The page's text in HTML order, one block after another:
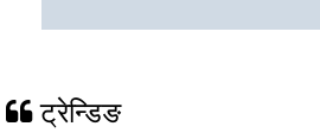
ट्रेन्डिङ